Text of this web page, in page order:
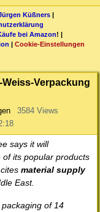
Küßners |
bei Amazon! |
| Cookie-Einstellungen
Verpackung
3584 Views
says it will
its popular products
material supply
East.
of 14